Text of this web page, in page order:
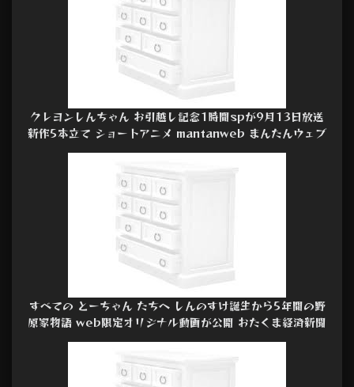
クレヨンしんちゃん お引越し記念1時間spが9月13日放送
新作5本立て ショートアニメ mantanweb まんたんウェブ
すべての とーちゃん たちへ しんのすけ誕生から5年間の野
原家物語 web限定オリジナル動画が公開 おたくま経済新聞